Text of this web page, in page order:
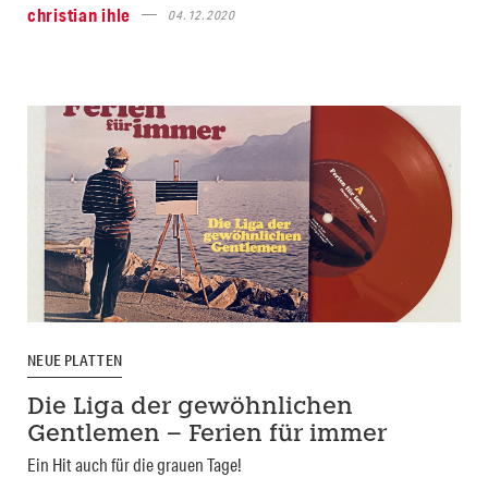
christian ihle
04.12.2020
NEUE PLATTEN
Die Liga der gewöhnlichen
Gentlemen – Ferien für immer
Ein Hit auch für die grauen Tage!